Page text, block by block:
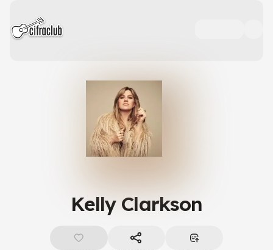
Kelly Clarkson